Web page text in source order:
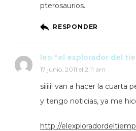
pterosaurios.
RESPONDER
leo "el explorador del
17 junio, 2011 el 2:11 am
siiiii! van a hacer la cuarta
y tengo noticias, ya me
http://